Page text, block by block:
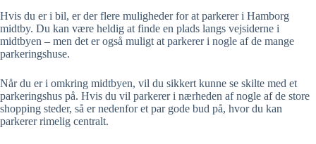
Hvis du er i bil, er der flere muligheder for at parkerer i Hamborg
midtby. Du kan være heldig at finde en plads langs vejsiderne i
midtbyen – men det er også muligt at parkerer i nogle af de mange
parkeringshuse.
Når du er i omkring midtbyen, vil du sikkert kunne se skilte med et
parkeringshus på. Hvis du vil parkerer i nærheden af nogle af de store
shopping steder, så er nedenfor et par gode bud på, hvor du kan
parkerer rimelig centralt.